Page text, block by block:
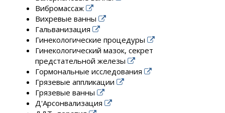
Вибромассаж
Вихревые ванны
Гальванизация
Гинекологические процедуры
Гинекологический мазок, секрет
предстательной железы
Гормональные исследования
Грязевые аппликации
Грязевые ванны
Д'Арсонвализация